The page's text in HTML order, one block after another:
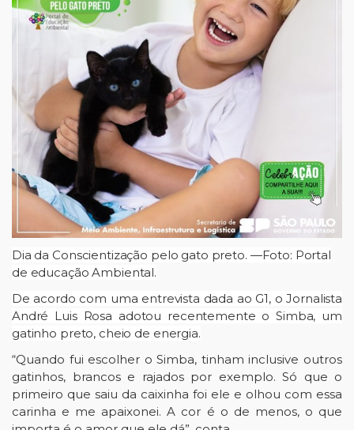
Dia da Conscientização pelo gato preto. —Foto: Portal
de educação Ambiental.
De acordo com uma entrevista dada ao G1, o Jornalista
André Luis Rosa adotou recentemente o Simba, um
gatinho preto, cheio de energia.
“Quando fui escolher o Simba, tinham inclusive outros
gatinhos, brancos e rajados por exemplo. Só que o
primeiro que saiu da caixinha foi ele e olhou com essa
carinha e me apaixonei. A cor é o de menos, o que